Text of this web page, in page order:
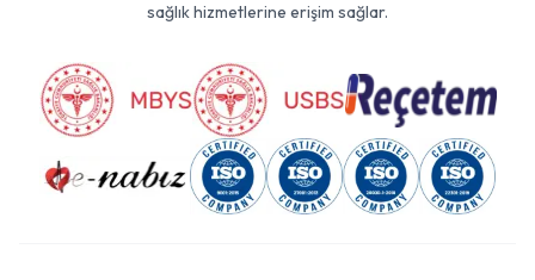
sağlık hizmetlerine erişim sağlar.